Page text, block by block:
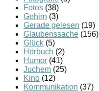
Fotos (38)
Gehirn (3)
Gerade gelesen (19)
Glaubenssache (156)
Glück (5)
Hörbuch (2)
Humor (41)
Juchem (25)
Kino (12)
Kommunikation (37)